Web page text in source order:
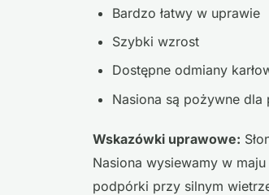
Bardzo łatwy w uprawie
Szybki wzrost
Dostępne odmiany
Nasiona są pożywne dla
Wskazówki uprawowe:
Nasiona wysiewamy w
podpórki przy silnym